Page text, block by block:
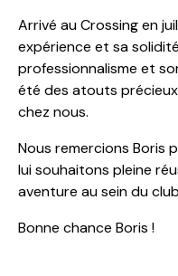
Arrivé au Crossing en
expérience et sa
professionnalisme et
été des atouts
chez nous.
Nous remercions Boris
lui souhaitons pleine
aventure au sein du
Bonne chance Boris !